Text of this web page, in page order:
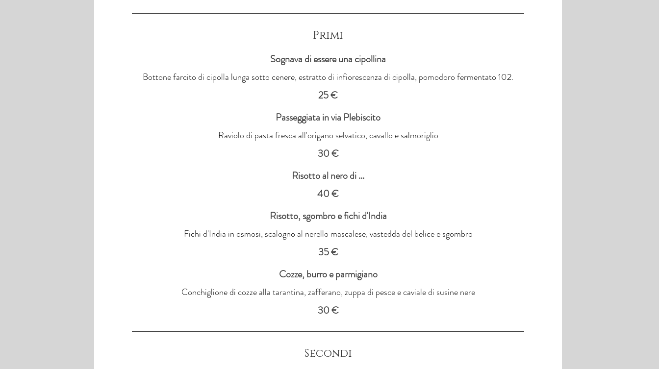
Primi
Sognava di essere una cipollina
Bottone farcito di cipolla lunga sotto cenere, estratto di infiorescenza di cipolla, pomodoro fermentato 102.
25 €
Passeggiata in via Plebiscito
Raviolo di pasta fresca all'origano selvatico, cavallo e salmoriglio
30 €
Risotto al nero di ...
40 €
Risotto, sgombro e fichi d'India
Fichi d'India in osmosi, scalogno al nerello mascalese, vastedda del belice e sgombro
35 €
Cozze, burro e parmigiano
Conchiglione di cozze alla tarantina, zafferano, zuppa di pesce e caviale di susine nere
30 €
Secondi